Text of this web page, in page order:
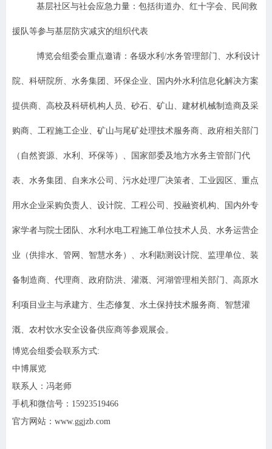
基层社区与社会应急力量 ：包括街道办、红十字会、民间救
援队等参与基层防灾减灾的组织代表
博览会组委会重点邀请：各级水利/水务管理部门、水利设计
院、科研院所、水务集团、环保企业、国内外水利信息化解决方案
提供商、高校及科研机构人员、砂石、矿山、建材机械制造商及采
购商、工程施工企业、矿山与尾矿处理技术服务商、政府相关部门
（自然资源、水利、环保等）、国家部委及地方水务主管部门代
表、水务集团、自来水公司、污水处理厂决策者、工业园区、重点
用水企业采购负责人、设计院、工程公司、投融资机构、国内外专
家学者与院士团队、水利水电工程施工单位技术人员、水务运营企
业（供排水、管网、智慧水务）、水利勘测设计院、监理单位、装
备制造商、代理商、政府防洪、灌溉、河湖管理相关部门、高原水
利项目业主与承建方、生态修复、水土保持技术服务商、智慧灌
溉、农村饮水安全设备供应商等参观展会。
博览会组委会联系方式:
中博展览
联系人：冯老师
手机和微信号：15923519466
官方网站：www.ggjzb.com